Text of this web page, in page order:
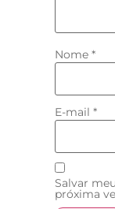
Nome *
E-mail *
Salvar
próxima